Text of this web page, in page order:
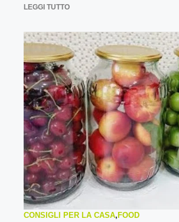
LEGGI TUTTO
CONSIGLI PER LA CASA,FOOD